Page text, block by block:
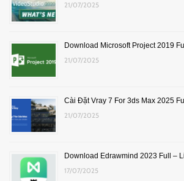
21/07/2025
Download Microsoft Project 2019
21/07/2025
Cài Đặt Vray 7 For 3ds Max 2025
21/07/2025
Download Edrawmind 2023 Full –
17/07/2025